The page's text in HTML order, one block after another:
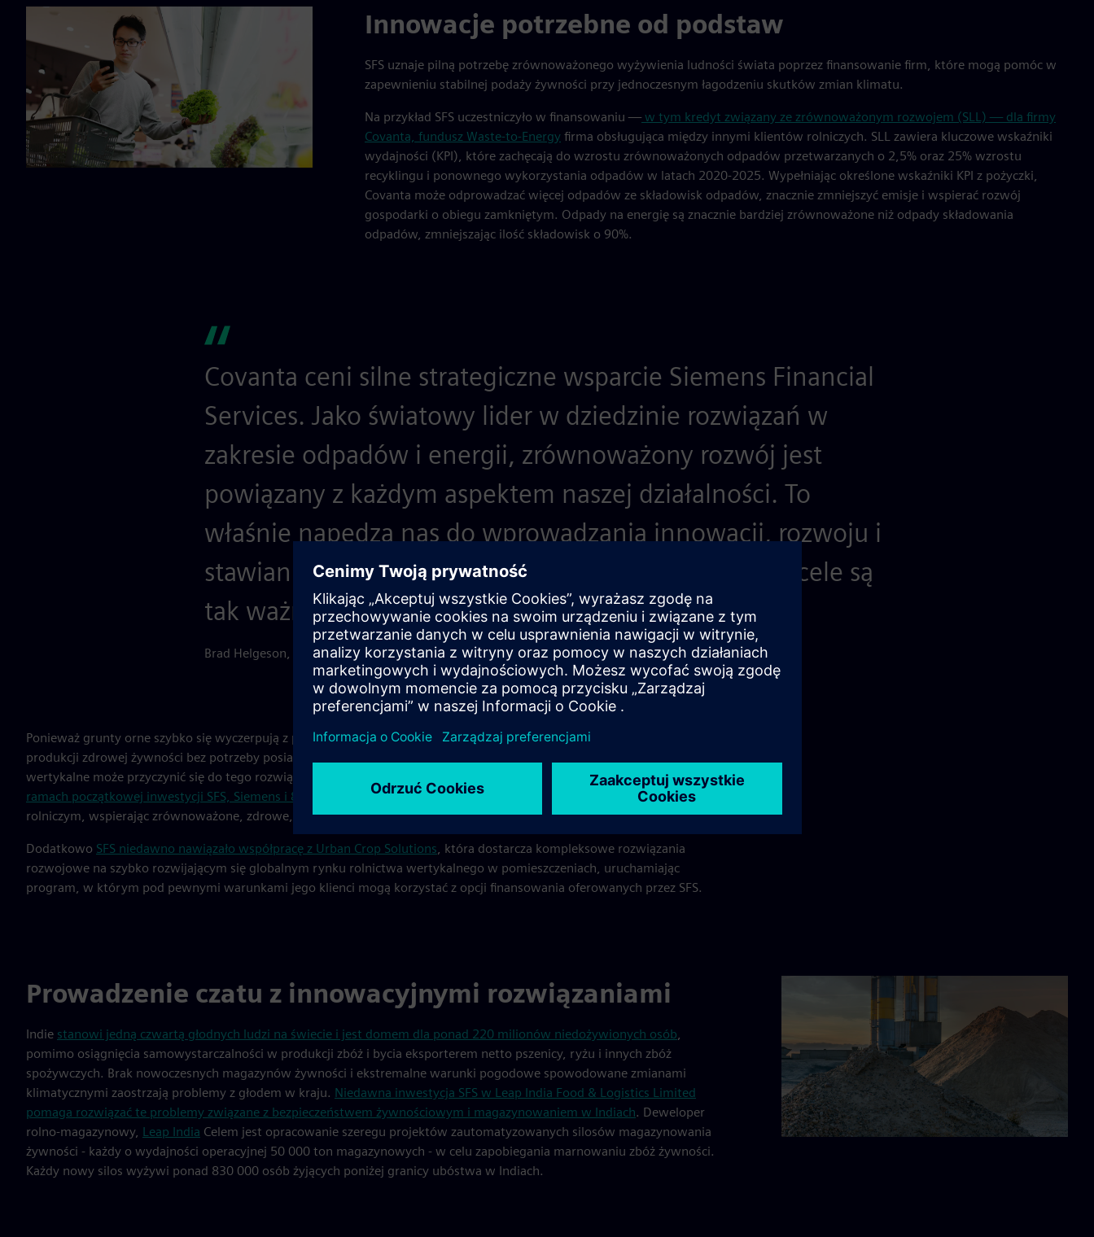
Innowacje potrzebne od podstaw
SFS uznaje pilną potrzebę zrównoważonego wyżywienia ludności świata poprzez finansowanie firm, które mogą pomóc w
zapewnieniu stabilnej podaży żywności przy jednoczesnym łagodzeniu skutków zmian klimatu.
Na przykład SFS uczestniczyło w finansowaniu —w tym kredyt związany ze zrównoważonym rozwojem (SLL) — dla firmy
Covanta, fundusz Waste-to-Energy firma obsługująca między innymi klientów rolniczych. SLL zawiera kluczowe wskaźniki
wydajności (KPI), które zachęcają do wzrostu zrównoważonych odpadów przetwarzanych o 2,5% oraz 25% wzrostu
recyklingu i ponownego wykorzystania odpadów w latach 2020-2025. Wypełniając określone wskaźniki KPI z pożyczki,
Covanta może odprowadzać więcej odpadów ze składowisk odpadów, znacznie zmniejszyć emisje i wspierać rozwój
gospodarki o obiegu zamkniętym. Odpady na energię są znacznie bardziej zrównoważone niż odpady składowania
odpadów, zmniejszając ilość składowisk o 90%.
Covanta ceni silne strategiczne wsparcie Siemens Financial
Services. Jako światowy lider w dziedzinie rozwiązań w
zakresie odpadów i energii, zrównoważony rozwój jest
powiązany z każdym aspektem naszej działalności. To
właśnie napędza nas do wprowadzania innowacji, rozwoju i
stawiania sobie wyzwań - i dlatego te motywowane cele są
tak ważne.
Brad Helgeson, Dyrektor finansowy, Covanta
Ponieważ grunty orne szybko się wyczerpują z powodu erozji i zanieczyszczenia, potrzebne są alternatywne sposoby
produkcji zdrowej żywności bez potrzeby posiadania akrów wysokiej jakości wierzchniej warstwy gleby. Rolnictwo
wertykalne może przyczynić się do tego rozwiązania poprzez rolnictwo w górę, a nie na zewnątrz.
Zakotwiczone w
ramach początkowej inwestycji SFS, Siemens i 80 Acres nawiązały współpracęstosowanie technologii w przemyśle
rolniczym, wspierając zrównoważone, zdrowe, identyfikowalne i bardziej produktywne praktyki rolnicze.
Dodatkowo SFS niedawno nawiązało współpracę z Urban Crop Solutions, która dostarcza kompleksowe rozwiązania
rozwojowe na szybko rozwijającym się globalnym rynku rolnictwa wertykalnego w pomieszczeniach, uruchamiając
program, w którym pod pewnymi warunkami jego klienci mogą korzystać z opcji finansowania oferowanych przez SFS.
Prowadzenie czatu z innowacyjnymi rozwiązaniami
Indie stanowi jedną czwartą głodnych ludzi na świecie i jest domem dla ponad 220 milionów niedożywionych osób,
pomimo osiągnięcia samowystarczalności w produkcji zbóż i bycia eksporterem netto pszenicy, ryżu i innych zbóż
spożywczych. Brak nowoczesnych magazynów żywności i ekstremalne warunki pogodowe spowodowane zmianami
klimatycznymi zaostrzają problemy z głodem w kraju. Niedawna inwestycja SFS w Leap India Food & Logistics Limited
pomaga rozwiązać te problemy związane z bezpieczeństwem żywnościowym i magazynowaniem w Indiach. Deweloper
rolno-magazynowy, Leap India Celem jest opracowanie szeregu projektów zautomatyzowanych silosów magazynowania
żywności - każdy o wydajności operacyjnej 50 000 ton magazynowych - w celu zapobiegania marnowaniu zbóż żywności.
Każdy nowy silos wyżywi ponad 830 000 osób żyjących poniżej granicy ubóstwa w Indiach.